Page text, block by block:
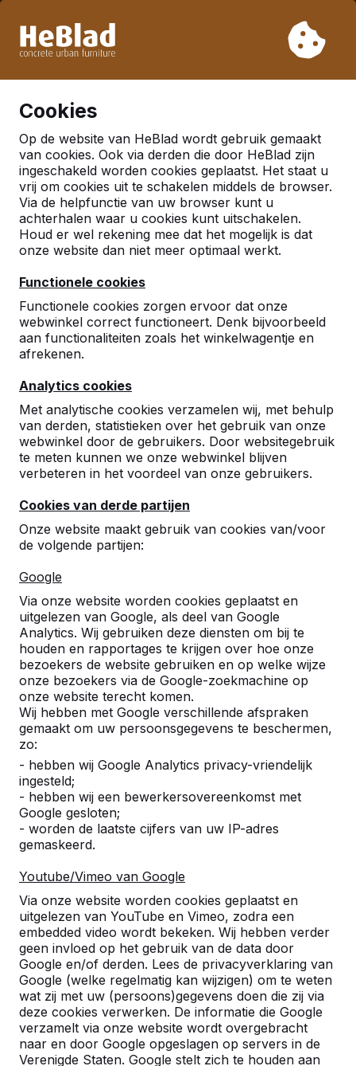
week 33. Houdt u daarom rekening met langere levertijden.
Cookies
Op de website van HeBlad wordt gebruik gemaakt
van cookies. Ook via derden die door HeBlad zijn
ingeschakeld worden cookies geplaatst. Het staat u
vrij om cookies uit te schakelen middels de browser.
Via de helpfunctie van uw browser kunt u
achterhalen waar u cookies kunt uitschakelen.
Houd er wel rekening mee dat het mogelijk is dat
onze website dan niet meer optimaal werkt.
Functionele cookies
Functionele cookies zorgen ervoor dat onze
webwinkel correct functioneert. Denk bijvoorbeeld
aan functionaliteiten zoals het winkelwagentje en
afrekenen.
Analytics cookies
Met analytische cookies verzamelen wij, met behulp
van derden, statistieken over het gebruik van onze
webwinkel door de gebruikers. Door websitegebruik
te meten kunnen we onze webwinkel blijven
verbeteren in het voordeel van onze gebruikers.
Cookies van derde partijen
Onze website maakt gebruik van cookies van/voor
de volgende partijen:
Google
Via onze website worden cookies geplaatst en
uitgelezen van Google, als deel van Google
Analytics. Wij gebruiken deze diensten om bij te
houden en rapportages te krijgen over hoe onze
bezoekers de website gebruiken en op welke wijze
onze bezoekers via de Google-zoekmachine op
onze website terecht komen.
Wij hebben met Google verschillende afspraken
gemaakt om uw persoonsgegevens te beschermen,
zo:
- hebben wij Google Analytics privacy-vriendelijk
ingesteld;
- hebben wij een bewerkersovereenkomst met
Google gesloten;
- worden de laatste cijfers van uw IP-adres
gemaskeerd.
Youtube/Vimeo van Google
Via onze website worden cookies geplaatst en
uitgelezen van YouTube en Vimeo, zodra een
embedded video wordt bekeken. Wij hebben verder
geen invloed op het gebruik van de data door
Google en/of derden. Lees de privacyverklaring van
Google (welke regelmatig kan wijzigen) om te weten
wat zij met uw (persoons)gegevens doen die zij via
deze cookies verwerken. De informatie die Google
verzamelt via onze website wordt overgebracht
naar en door Google opgeslagen op servers in de
Verenigde Staten. Google stelt zich te houden aan
Al meer dan 30.000 producten verkocht
Nederland
Referenties in:Gouda
Ik was in de veronderstelling dat de
tafeltennistafel in het zand geplaatst moest
worden (zodat de tafel goed waterpas gezet
kan worden) . Ik had vlug wat tegels uit het
plein gehaald, maar toen bleek dat de tafel
gewoon op de tegels geplaatst kan worden.
we snel wat vulhoutjes gezocht om de tafel
D.J. Hertog
30-10-2019
Referenties
U vindt onze producten in heel Europa en
zelfs daarbuiten. Bekijk hier waar bij u in de
buurt al een HeBlad product staat.
Product
Alles weergeven